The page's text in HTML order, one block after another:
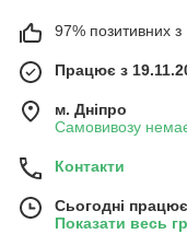
97% позитивних з
Працює з
м. Дніпро
Самовивозу
Контакти
Сьогодні
Показати весь